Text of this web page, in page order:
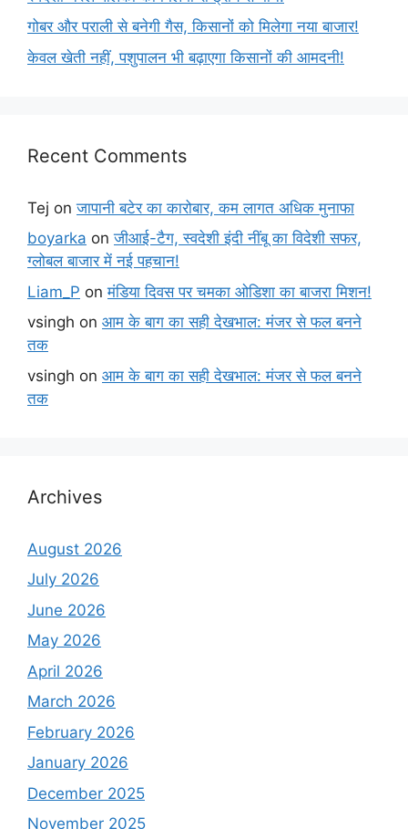
गोबर और पराली से बनेगी गैस, किसानों को मिलेगा नया बाजार!
केवल खेती नहीं, पशुपालन भी बढ़ाएगा किसानों की आमदनी!
Recent Comments
Tej onजापानी बटेर का कारोबार, कम लागत अधिक मुनाफा
boyarka onजीआई-टैग, स्वदेशी इंदी नींबू का विदेशी सफर,
ग्लोबल बाजार में नई पहचान!
Liam_P onमंडिया दिवस पर चमका ओडिशा का बाजरा मिशन!
vsingh on आम के बाग का सही देखभाल: मंजर से फल बनने
तक
vsingh on आम के बाग का सही देखभाल: मंजर से फल बनने
तक
Archives
August 2026
July 2026
June 2026
May 2026
April 2026
March 2026
February 2026
January 2026
December 2025
November 2025